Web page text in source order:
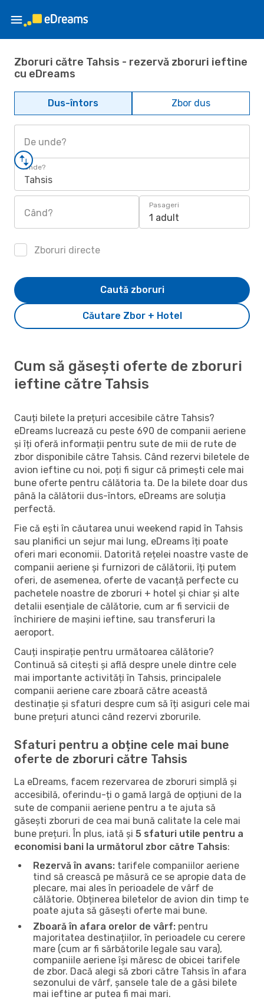
Zboruri către Tahsis - rezervă zboruri ieftine
cu eDreams
Dus-întors Zbor dus
De unde?
Unde?
Tahsis
Când?
Pasageri
1 adult
Zboruri directe
Căutare Zbor + Hotel
Caută zboruri
Cum să găsești oferte de zboruri
ieftine către Tahsis
Cauți bilete la prețuri accesibile către Tahsis?
eDreams lucrează cu peste 690 de companii aeriene
și îți oferă informații pentru sute de mii de rute de
zbor disponibile către Tahsis. Când rezervi biletele de
avion ieftine cu noi, poți fi sigur că primești cele mai
bune oferte pentru călătoria ta. De la bilete doar dus
până la călătorii dus-întors, eDreams are soluția
perfectă.
Fie că ești în căutarea unui weekend rapid în Tahsis
sau planifici un sejur mai lung, eDreams îți poate
oferi mari economii. Datorită rețelei noastre vaste de
companii aeriene și furnizori de călătorii, îți putem
oferi, de asemenea, oferte de vacanță perfecte cu
pachetele noastre de zboruri + hotel și chiar și alte
detalii esențiale de călătorie, cum ar fi servicii de
închiriere de mașini ieftine, sau transferuri la
aeroport.
Cauți inspirație pentru următoarea călătorie?
Continuă să citești și află despre unele dintre cele
mai importante activități în Tahsis, principalele
companii aeriene care zboară către această
destinație și sfaturi despre cum să îți asiguri cele mai
bune prețuri atunci când rezervi zborurile.
Sfaturi pentru a obține cele mai bune
oferte de zboruri către Tahsis
La eDreams, facem rezervarea de zboruri simplă și
accesibilă, oferindu-ți o gamă largă de opțiuni de la
sute de companii aeriene pentru a te ajuta să
găsești zboruri de cea mai bună calitate la cele mai
bune prețuri. În plus, iată și 5 sfaturi utile pentru a
economisi bani la următorul zbor către Tahsis:
Rezervă în avans: tarifele companiilor aeriene
tind să crească pe măsură ce se apropie data de
plecare, mai ales în perioadele de vârf de
călătorie. Obținerea biletelor de avion din timp te
poate ajuta să găsești oferte mai bune.
Zboară în afara orelor de vârf: pentru
majoritatea destinațiilor, în perioadele cu cerere
mare (cum ar fi sărbătorile legale sau vara),
companiile aeriene își măresc de obicei tarifele
de zbor. Dacă alegi să zbori către Tahsis în afara
sezonului de vârf, șansele tale de a găsi bilete
mai ieftine ar putea fi mai mari.